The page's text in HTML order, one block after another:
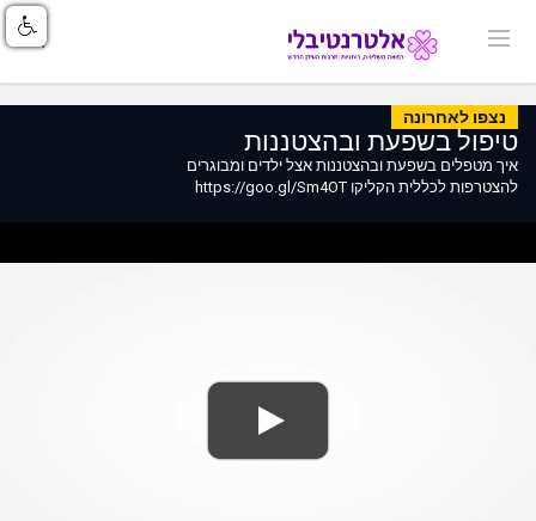
נצפו לאחרונה
טיפול בשפעת ובהצטננות
איך מטפלים בשפעת ובהצטננות אצל ילדים ומבוגרים
להצטרפות לכללית הקליקו https://goo.gl/Sm4OT